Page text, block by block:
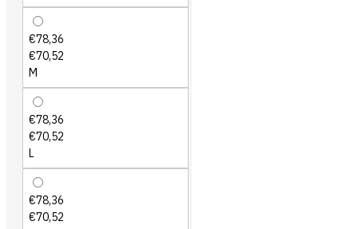
€78,36
€70,52
M
€78,36
€70,52
L
€78,36
€70,52